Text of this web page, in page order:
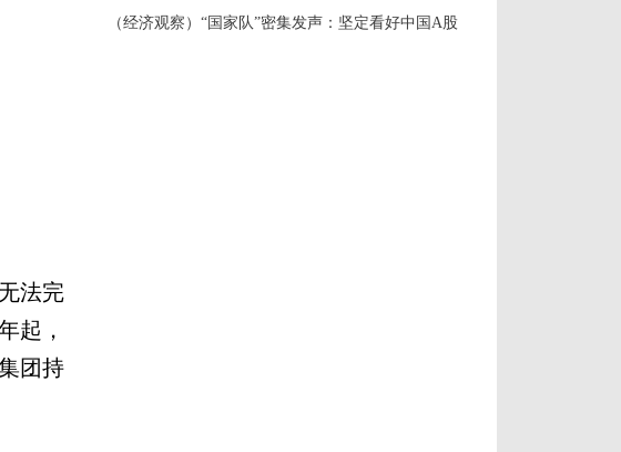
法完
起，
团持
（经济观察）“国家队”密集发声：坚定看好中国A股